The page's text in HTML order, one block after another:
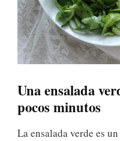
Una ensalada
pocos minutos
La ensalada verde es